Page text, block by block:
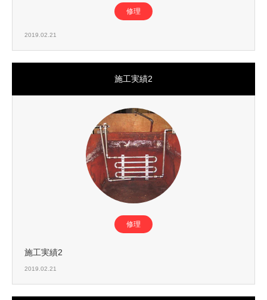
修理
2019.02.21
施工実績2
修理
施工実績2
2019.02.21